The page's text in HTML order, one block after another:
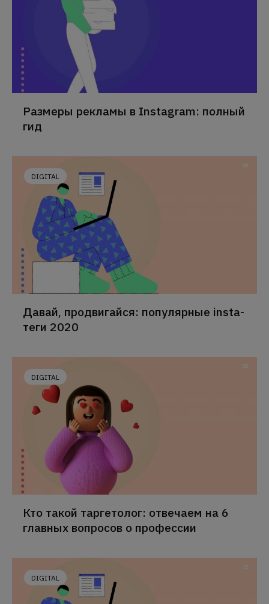
Размеры рекламы в Instagram: полный
гид
DIGITAL
Давай, продвигайся: популярные insta-
теги 2020
DIGITAL
Кто такой таргетолог: отвечаем на 6
главных вопросов о профессии
DIGITAL